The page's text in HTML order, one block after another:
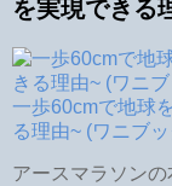
を実現できる
一歩60cmで地球
る理由~ (ワニブ
アースマラソン